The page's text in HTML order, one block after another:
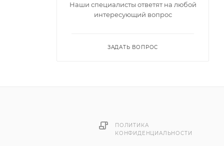
Наши специалисты ответят на любой
интересующий вопрос
ЗАДАТЬ ВОПРОС
ПОЛИТИКА
КОНФИДЕНЦИАЛЬНОСТИ